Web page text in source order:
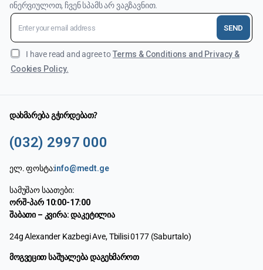
ინერვიულოთ, ჩვენ სპამს არ ვაგზავნით.
SEND
I have read and agree toTerms & Conditions and Privacy &
Cookies Policy.
დახმარება გჭირდებათ?
(032) 2997 000
ელ. ფოსტა:info@medt.ge
სამუშაო საათები:
ორშ-პარ 10:00-17:00
შაბათი – კვირა: დაკეტილია
24g Alexander Kazbegi Ave, Tbilisi 0177 (Saburtalo)
მოგვეცით საშუალება დაგეხმაროთ